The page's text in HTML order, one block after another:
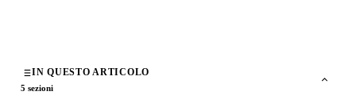
IN QUESTO ARTICOLO
5 sezioni